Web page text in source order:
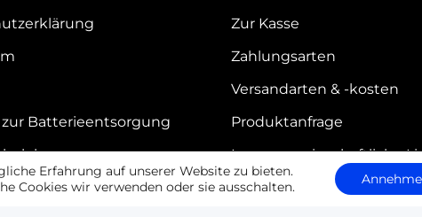
Batterieentsorgung
widerrufen
Zur Kasse
Zahlungsarten
Versandarten & -kosten
Produktanfrage
Innergemeinschaftliche
Erfahrung auf unserer Website zu bieten.
Cookies wir verwenden oder sie ausschalten.